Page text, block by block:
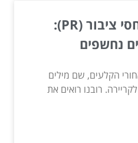
כמה מרוויח איש יחסי ציבור (PR):
נחשפים
הקלעים, שם מילים
רובנו רואים את